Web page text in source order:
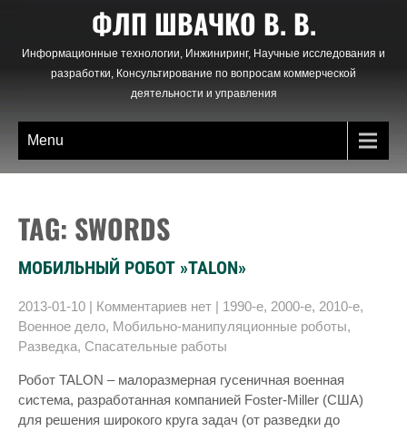
content
ФЛП ШВАЧКО В. В.
Информационные технологии, Инжиниринг, Научные исследования и
разработки, Консультирование по вопросам коммерческой
деятельности и управления
Menu
TAG: SWORDS
МОБИЛЬНЫЙ РОБОТ »TALON»
2013-01-10 | Комментариев нет | 1990-е, 2000-е, 2010-е,
Военное дело, Мобильно-манипуляционные роботы,
Разведка, Спасательные работы
Робот TALON – малоразмерная гусеничная военная
система, разработанная компанией Foster-Miller (США)
для решения широкого круга задач (от разведки до